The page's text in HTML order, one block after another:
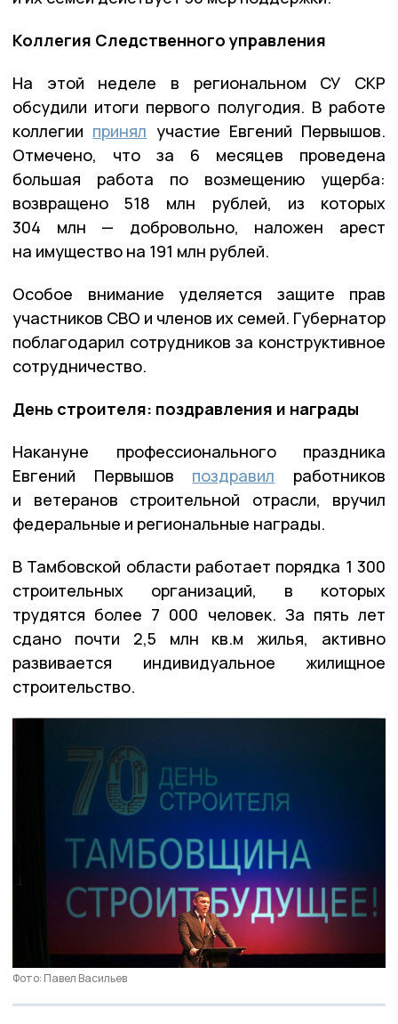
Коллегия Следственного управления
На этой неделе в региональном СУ СКР
обсудили итоги первого полугодия. В работе
коллегии принял участие Евгений Первышов.
Отмечено, что за 6 месяцев проведена
большая работа по возмещению ущерба:
возвращено 518 млн рублей, из которых
304 млн — добровольно, наложен арест
на имущество на 191 млн рублей.
Особое внимание уделяется защите прав
участников СВО и членов их семей. Губернатор
поблагодарил сотрудников за конструктивное
сотрудничество.
День строителя: поздравления и награды
Накануне профессионального праздника
Евгений Первышов поздравил работников
и ветеранов строительной отрасли, вручил
федеральные и региональные награды.
В Тамбовской области работает порядка 1 300
строительных организаций, в которых
трудятся более 7 000 человек. За пять лет
сдано почти 2,5 млн кв.м жилья, активно
развивается индивидуальное жилищное
строительство.
Фото: Павел Васильев